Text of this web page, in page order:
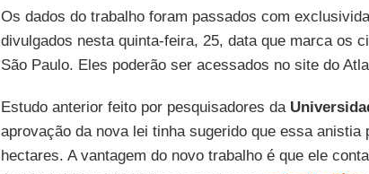
Os dados do trabalho foram passados com
divulgados nesta quinta-feira, 25, data que marca os
São Paulo. Eles poderão ser acessados no site do
Estudo anterior feito por pesquisadores da
aprovação da nova lei tinha sugerido que essa anistia
hectares. A vantagem do novo trabalho é que ele